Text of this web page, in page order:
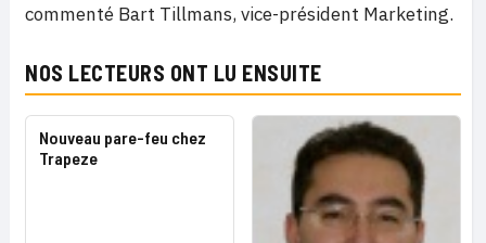
commenté Bart Tillmans, vice-président Marketing.
NOS LECTEURS ONT LU ENSUITE
Nouveau pare-feu chez
Trapeze